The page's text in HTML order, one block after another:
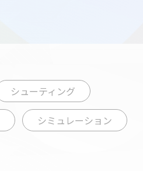
シューティング
シミュレーション